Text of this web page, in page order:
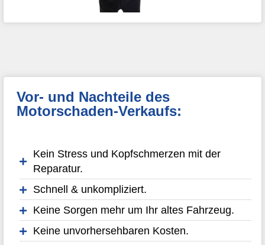
Vor- und Nachteile des
Motorschaden-Verkaufs:
Kein Stress und Kopfschmerzen mit der
Reparatur.
Schnell & unkompliziert.
Keine Sorgen mehr um Ihr altes Fahrzeug.
Keine unvorhersehbaren Kosten.